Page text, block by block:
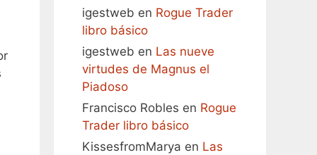
igestweb en Rogue Trader
libro básico
igestweb en Las nueve
virtudes de Magnus el
Piadoso
Francisco Robles en Rogue
Trader libro básico
KissesfromMarya en Las